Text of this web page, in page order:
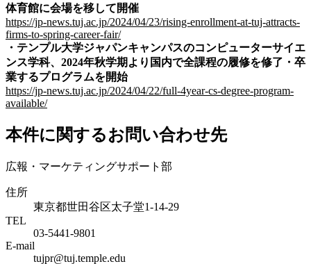
体育館に会場を移して開催
https://jp-news.tuj.ac.jp/2024/04/23/rising-enrollment-at-tuj-attracts-
firms-to-spring-career-fair/
・テンプル大学ジャパンキャンパスのコンピューターサイエ
ンス学科、2024年秋学期より国内で全課程の履修を修了・卒
業するプログラムを開始
https://jp-news.tuj.ac.jp/2024/04/22/full-4year-cs-degree-program-
available/
本件に関するお問い合わせ先
広報・マーケティングサポート部
住所
東京都世田谷区太子堂1-14-29
TEL
03-5441-9801
E-mail
tujpr@tuj.temple.edu